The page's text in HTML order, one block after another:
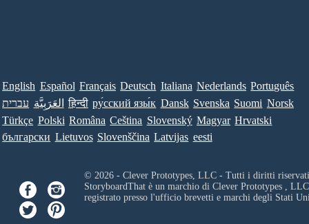
English Español Français Deutsch Italiana Nederlands Português
עברית العَرَبِيَّة हिन्दी ру́сский язы́к Dansk Svenska Suomi Norsk
Türkçe Polski Româna Ceština Slovenský Magyar Hrvatski
български Lietuvos Slovenščina Latvijas eesti
© 2026 - Clever Prototypes, LLC - Tutti i diritti
StoryboardThat è un marchio di Clever Prototypes , LLC
registrato presso l'ufficio brevetti e marchi degli Stati